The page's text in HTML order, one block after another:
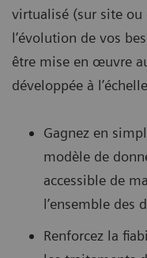
virtualisé (sur site
l’évolution de vos
être mise en œuvre
développée à
Gagnez en
modèle de
accessible de
l’ensemble des
Renforcez la